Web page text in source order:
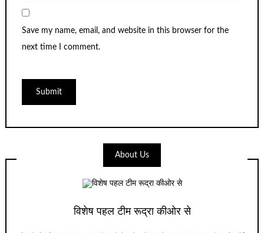
Save my name, email, and website in this browser for the
next time I comment.
About Us
विशेष पहल टीम रूद्रा कीओर से